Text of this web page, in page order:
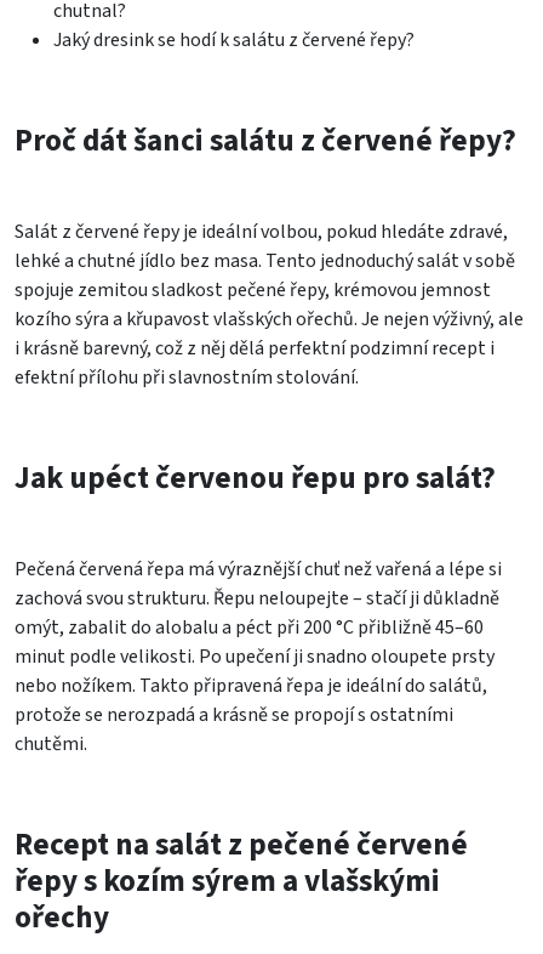
chutnal?
Jaký dresink se hodí k salátu z červené řepy?
Proč dát šanci salátu z červené řepy?
Salát z červené řepy je ideální volbou, pokud hledáte zdravé,
lehké a chutné jídlo bez masa. Tento jednoduchý salát v sobě
spojuje zemitou sladkost pečené řepy, krémovou jemnost
kozího sýra a křupavost vlašských ořechů. Je nejen výživný, ale
i krásně barevný, což z něj dělá perfektní podzimní recept i
efektní přílohu při slavnostním stolování.
Jak upéct červenou řepu pro salát?
Pečená červená řepa má výraznější chuť než vařená a lépe si
zachová svou strukturu. Řepu neloupejte – stačí ji důkladně
omýt, zabalit do alobalu a péct při 200 °C přibližně 45–60
minut podle velikosti. Po upečení ji snadno oloupete prsty
nebo nožíkem. Takto připravená řepa je ideální do salátů,
protože se nerozpadá a krásně se propojí s ostatními
chutěmi.
Recept na salát z pečené červené
řepy s kozím sýrem a vlašskými
ořechy